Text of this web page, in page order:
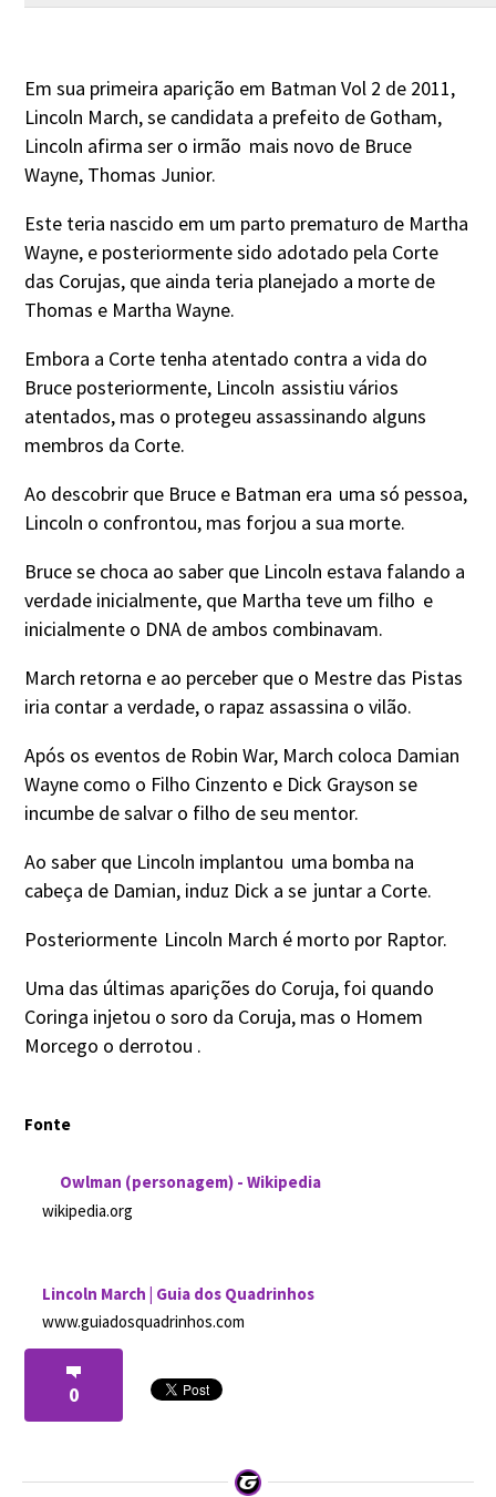
Em sua primeira aparição em Batman Vol 2 de 2011,
Lincoln March, se candidata a prefeito de Gotham,
Lincoln afirma ser o irmão mais novo de Bruce
Wayne, Thomas Junior.
Este teria nascido em um parto prematuro de Martha
Wayne, e posteriormente sido adotado pela Corte
das Corujas, que ainda teria planejado a morte de
Thomas e Martha Wayne.
Embora a Corte tenha atentado contra a vida do
Bruce posteriormente, Lincoln assistiu vários
atentados, mas o protegeu assassinando alguns
membros da Corte.
Ao descobrir que Bruce e Batman era uma só pessoa,
Lincoln o confrontou, mas forjou a sua morte.
Bruce se choca ao saber que Lincoln estava falando a
verdade inicialmente, que Martha teve um filho e
inicialmente o DNA de ambos combinavam.
March retorna e ao perceber que o Mestre das Pistas
iria contar a verdade, o rapaz assassina o vilão.
Após os eventos de Robin War, March coloca Damian
Wayne como o Filho Cinzento e Dick Grayson se
incumbe de salvar o filho de seu mentor.
Ao saber que Lincoln implantou uma bomba na
cabeça de Damian, induz Dick a se juntar a Corte.
Posteriormente Lincoln March é morto por Raptor.
Uma das últimas aparições do Coruja, foi quando
Coringa injetou o soro da Coruja, mas o Homem
Morcego o derrotou .
Fonte
Owlman (personagem) - Wikipedia
wikipedia.org
Lincoln March | Guia dos Quadrinhos
www.guiadosquadrinhos.com
0